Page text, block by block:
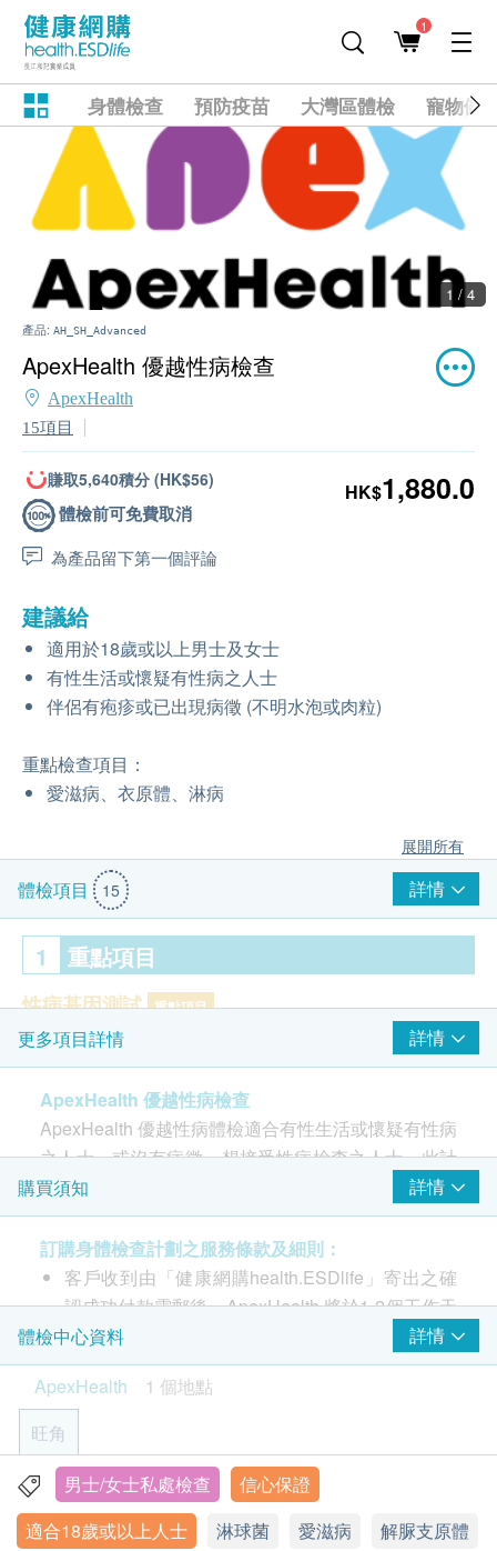
1
身體檢查 預防疫苗 大灣區體檢 寵物健
1 / 4
產品: AH_SH_Advanced
ApexHealth 優越性病檢查
ApexHealth
15項目
賺取5,640積分 (HK$56)
體檢前可免費取消
為產品留下第一個評論
HK$1,880.0
建議給
適用於18歲或以上男士及女士
有性生活或懷疑有性病之人士
伴侶有疱疹或已出現病徵 (不明水泡或肉粒)
重點檢查項目：
愛滋病、衣原體、淋病
展開所有
體檢項目 15 詳情
1 重點項目
性病基因測試 重點項目
淋病病毒基因
解脲支原體 DNA
沙眼衣原體基因測試
滴蟲基因測試
微小脲原體基因測試
人型支原體基因測試
梅毒螺旋菌
愛滋病 HIV 重點項目
愛滋病病毒抗體一及二
愛滋病病毒P24抗原
2 基本項目
基本健康評估
詳細醫學問卷
更多項目詳情 詳情
ApexHealth 優越性病檢查
ApexHealth 優越性病體檢適合有性生活或懷疑有性病
之人士，或沒有病徵，想接受性病檢查之人士。此計
劃已覆蓋絕常見性病，包括愛滋病、梅毒、淋病、非
淋菌性尿道炎（沙眼衣原體、解脲支原體、生殖支原
體基因測試）和乙型肝炎，合共14種。
重點檢查項目：
愛滋病、衣原體、淋病
愛滋病
愛滋病病毒抗體一及二
此為檢查血液內是否帶有愛滋病抗體，有助檢驗是否
感染愛滋病病毒，若呈陽性反應，表示已感染愛滋病
病毒，但未必為愛滋病患者，應作進一步檢查；若呈
陰性反應，則代表沒有受到感染。但需注意，感染病
購買須知 詳情
訂購身體檢查計劃之服務條款及細則：
客戶收到由「健康網購health.ESDlife」寄出之確
認成功付款電郵後，ApexHealth 將於1-2個工作天
內，致電客戶預約身體檢查的時間及地點。客戶必
須於預約當天出示身份證及列印訂購確認信以確認
身份。
內(由確認付款日期起計)接受有關檢查，逾期作
廢。
報告時間： 一般情況下，報告將於檢測後約 2星期
完成（不包括星期六、日及公眾假期）。部分特定
體檢中心資料
詳情
ApexHealth
1 個地點
旺角
香港九龍彌敦道555號九龍行21樓1-3單位 (油麻地A1出口)
顯示地圖
男士/女士私處檢查
信心保證
適合18歲或以上人士
淋球菌 愛滋病
解脲支原體